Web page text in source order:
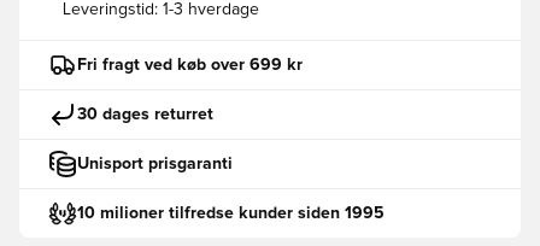
Leveringstid: 1-3 hverdage
Fri fragt ved køb over 699 kr
30 dages returret
Unisport prisgaranti
10 milioner tilfredse kunder siden 1995